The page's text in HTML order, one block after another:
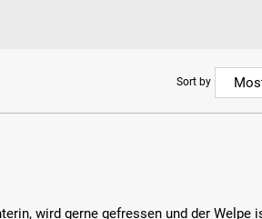
Sort by
wird gerne gefressen und der Welpe